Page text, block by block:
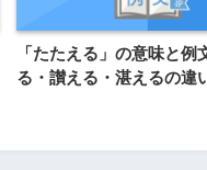
「たたえる」の意味と例
る・讃える・湛えるの違